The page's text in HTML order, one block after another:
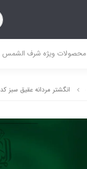
محصولات ویژه شرف الشمس
انگشتر مردانه عقیق سبز کد 2197